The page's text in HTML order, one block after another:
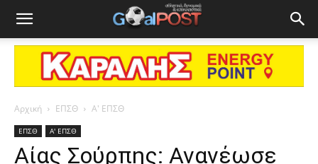
Αρχική ΕΠΣΘ Α' ΕΠΣΘ
ΕΠΣΘ Α' ΕΠΣΘ
Αίας Σούρπης: Ανανέωσε